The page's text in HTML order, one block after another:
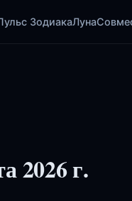
ЗодиакаЛуна
2026 г.